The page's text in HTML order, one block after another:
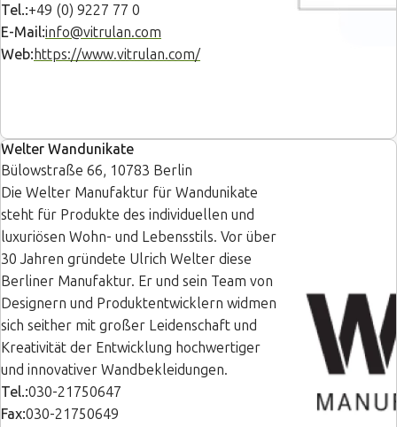
Tel.:+49 (0) 9227 77 0
E-Mail:info@vitrulan.com
Web: https://www.vitrulan.com/
Welter Wandunikate
Bülowstraße 66, 10783 Berlin
Die Welter Manufaktur für Wandunikate
steht für Produkte des individuellen und
luxuriösen Wohn- und Lebensstils. Vor über
30 Jahren gründete Ulrich Welter diese
Berliner Manufaktur. Er und sein Team von
Designern und Produktentwicklern widmen
sich seither mit großer Leidenschaft und
Kreativität der Entwicklung hochwertiger
und innovativer Wandbekleidungen.
Tel.:030-21750647
Fax:030-21750649